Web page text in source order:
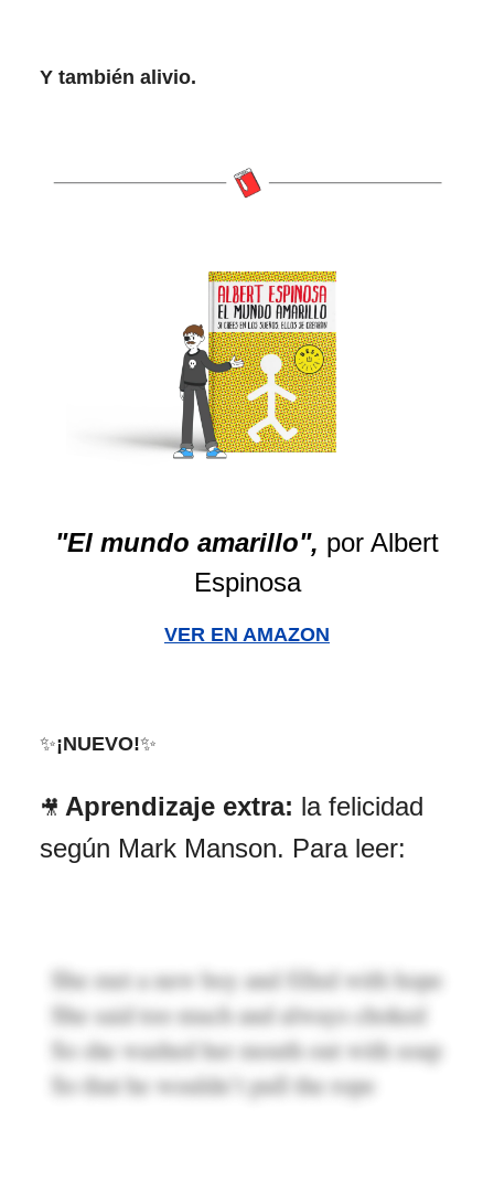
Y también alivio.
"El mundo amarillo", por Albert
Espinosa
VER EN AMAZON
✨¡NUEVO!✨
🎥 Aprendizaje extra: la felicidad
según Mark Manson. Para leer: